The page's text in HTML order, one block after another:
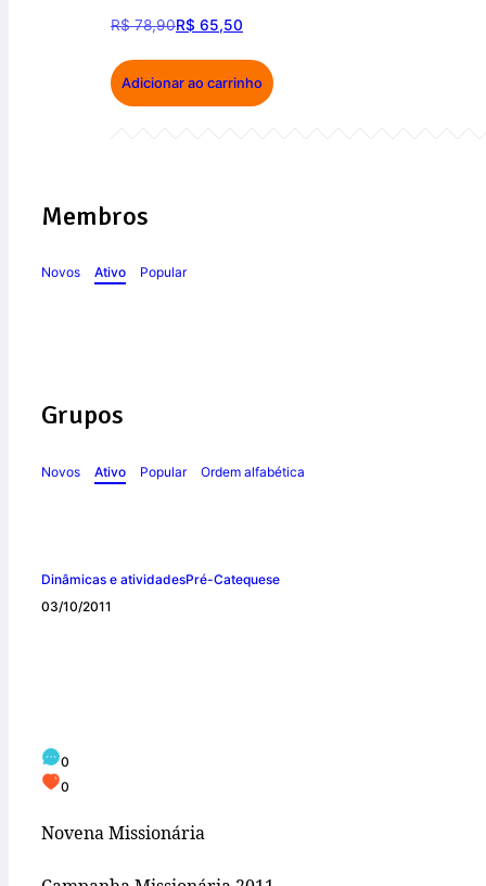
R$78,90R$ 65,50
Adicionar ao carrinho
Membros
Novos Ativo Popular
Grupos
Novos Ativo Popular Ordem alfabética
Dinâmicas e atividadesPré-Catequese
03/10/2011
0
0
Novena Missionária